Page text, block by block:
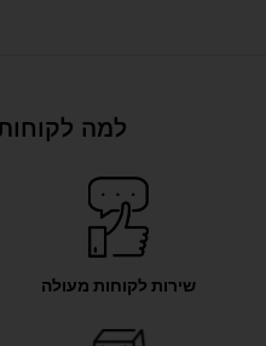
למה
שירות לקוחות מעולה